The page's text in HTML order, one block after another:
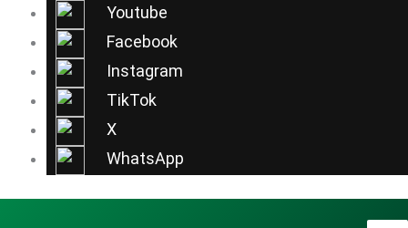
Youtube
Facebook
Instagram
TikTok
X
WhatsApp
contenido